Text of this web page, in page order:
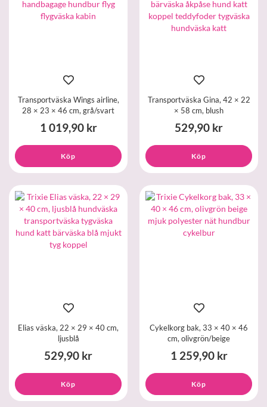
Transportväska Wings airline,
28 × 23 × 46 cm, grå/svart
1 019,90 kr
Köp
Transportväska Gina, 42 × 22
× 58 cm, blush
529,90 kr
Köp
Elias väska, 22 × 29 × 40 cm,
ljusblå
529,90 kr
Köp
Cykelkorg bak, 33 × 40 × 46
cm, olivgrön/beige
1 259,90 kr
Köp